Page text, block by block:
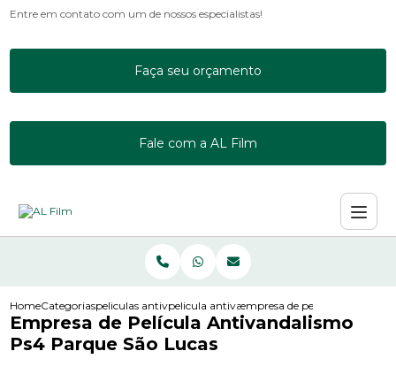
Entre em contato com um de nossos especialistas!
Faça seu orçamento
Fale com a AL Film
HomeCategoriaspeliculas antivandalismopelicula antivandalismo 3m
empresa de pelicula
Empresa de Película Antivandalismo
Ps4 Parque São Lucas